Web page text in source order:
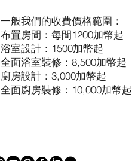
一般我們的收費價格範圍：
布置房間：每間1200加幣起
浴室設計：1500加幣起
全面浴室裝修：8,500加幣起
廚房設計：3,000加幣起
全面廚房裝修：10,000加幣起